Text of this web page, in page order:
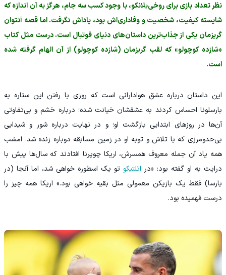
نظر تعداد بازی برای روخی‌بلانکو، با وجود کسب سه جام، هرگز به آن اندازه که
شایسته کیفیت، شخصیت و وفاداری‌اش بود، پاداش نگرفت. اما قصه آنتوان
گریزمان یکی از جذاب‌ترین داستان‌های دنیای فوتبال است. درست مثل کتاب
«شازده کوچولو» که لقب گریزمان (شازده کوچولو) از آن الهام گرفته شده
است.
این داستان درباره عشق هوادارانی است که روزی با رفتن این ستاره به
بارسلونا احساس کردند به عشقشان خیانت شده؛ درباره خشم و بی‌تفاوتی
آن‌ها در روزهای ابتدایی بازگشت او؛ و در نهایت درباره شور و شیدایی
بی‌حدومرزی که با تلاش و توبه او در زمین مسابقه دوباره زنده شد. امشب
همه یاد آن جمله معروف همسرش، اریکا چوپرنا افتادند که سال‌ها پیش با
درایت به او گفته بود: «در اتلتیکو تو یک اسطوره خواهی شد، اما آنجا (در
بارسا) فقط یک بازیکن معمولی مثل بقیه خواهی بود.» اریکا همه چیز را
درست فهمیده بود.